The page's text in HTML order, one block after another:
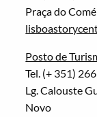
Praça do
Posto de
Tel. (+ 351)
Lg. Calouste
Novo